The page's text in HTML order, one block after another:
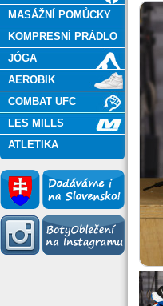
MASÁŽNÍ POMŮCKY
KOMPRESNÍ PRÁDLO
JÓGA
AEROBIK
COMBAT UFC
LES MILLS
ATLETIKA